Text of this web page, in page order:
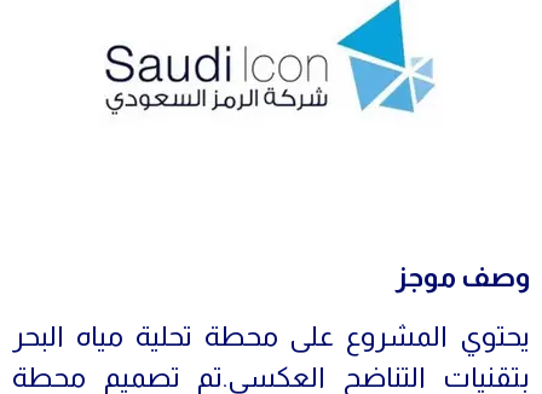
وصف موجز
يحتوي المشروع على محطة تحلية مياه البحر
بتقنيات التناضح العكسي.تم تصميم محطة